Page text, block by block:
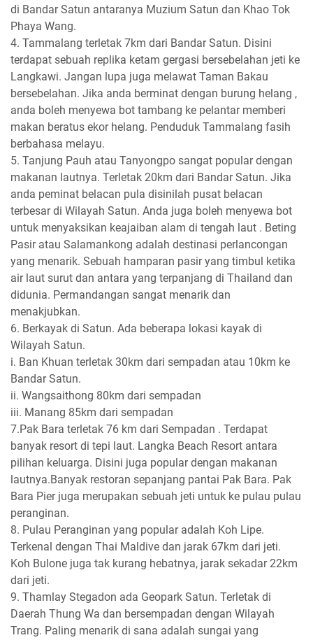
di Bandar Satun antaranya Muzium Satun dan Khao Tok
Phaya Wang.
4. Tammalang terletak 7km dari Bandar Satun. Disini
terdapat sebuah replika ketam gergasi bersebelahan jeti ke
Langkawi. Jangan lupa juga melawat Taman Bakau
bersebelahan. Jika anda berminat dengan burung helang ,
anda boleh menyewa bot tambang ke pelantar memberi
makan beratus ekor helang. Penduduk Tammalang fasih
berbahasa melayu.
5. Tanjung Pauh atau Tanyongpo sangat popular dengan
makanan lautnya. Terletak 20km dari Bandar Satun. Jika
anda peminat belacan pula disinilah pusat belacan
terbesar di Wilayah Satun. Anda juga boleh menyewa bot
untuk menyaksikan keajaiban alam di tengah laut . Beting
Pasir atau Salamankong adalah destinasi perlancongan
yang menarik. Sebuah hamparan pasir yang timbul ketika
air laut surut dan antara yang terpanjang di Thailand dan
didunia. Permandangan sangat menarik dan
menakjubkan.
6. Berkayak di Satun. Ada beberapa lokasi kayak di
Wilayah Satun.
i. Ban Khuan terletak 30km dari sempadan atau 10km ke
Bandar Satun.
ii. Wangsaithong 80km dari sempadan
iii. Manang 85km dari sempadan
7.Pak Bara terletak 76 km dari Sempadan . Terdapat
banyak resort di tepi laut. Langka Beach Resort antara
pilihan keluarga. Disini juga popular dengan makanan
lautnya.Banyak restoran sepanjang pantai Pak Bara. Pak
Bara Pier juga merupakan sebuah jeti untuk ke pulau pulau
peranginan.
8. Pulau Peranginan yang popular adalah Koh Lipe.
Terkenal dengan Thai Maldive dan jarak 67km dari jeti.
Koh Bulone juga tak kurang hebatnya, jarak sekadar 22km
dari jeti.
9. Thamlay Stegadon ada Geopark Satun. Terletak di
Daerah Thung Wa dan bersempadan dengan Wilayah
Trang. Paling menarik di sana adalah sungai yang